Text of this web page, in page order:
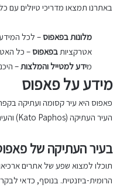
באתרנו תמצאו מדריכי טיולים
מלונות בפאפוס – לכל המידע
אטרקציותבפאפוס – כל
מידע למטייל והמלצות–
מידע על פאפוס
פאפוס היא עיר קסומה ועתיקה
העיר העתיקה (Kato Paphos) והעיר החדשה (Ktima).
בעיר העתיקה של
תוכלו למצוא שפע של אתרים
הרומית-ביזנטית. בנוסף, כדאי לבקר בקברי המלכים,